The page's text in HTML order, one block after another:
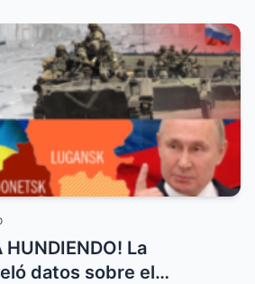
HUNDIENDO! La
datos sobre el